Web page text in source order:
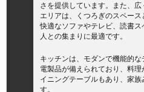
さを提供しています。また、
エリアは、くつろぎのスペース
快適なソファやテレビ、読書
人との集まりに最適です。
キッチンは、モダンで機能的
電製品が備えられており、料
イニングテーブルもあり、家
す。